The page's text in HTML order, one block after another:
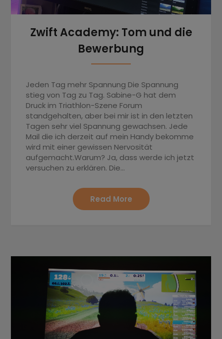
Zwift Academy: Tom und die
Bewerbung
Jeden Tag mehr Spannung Die Spannung
stieg von Tag zu Tag. Sabine-G hat dem
Druck im Triathlon-Szene Forum
standgehalten, aber bei mir ist in den letzten
Tagen sehr viel Spannung gewachsen. Jede
Mail die ich derzeit auf mein Handy bekomme
wird mit einer gewissen Nervosität
aufgemacht.Warum? Ja, dass werde ich jetzt
versuchen zu erklären. Die…
Read More